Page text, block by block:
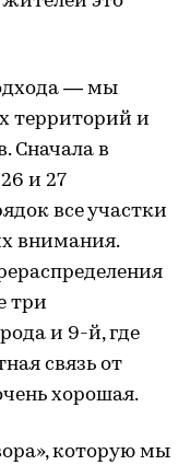
— мы
территорий и
Сначала в
и 27
все участки
внимания.
три
и 9-й, где
связь от
хорошая.
которую мы